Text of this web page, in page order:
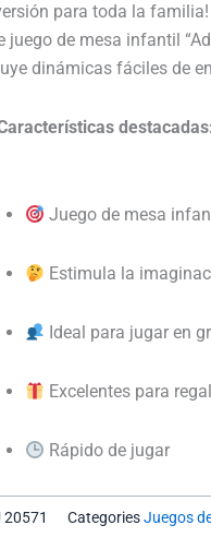
para toda la familia!
juego de mesa infantil
dinámicas fáciles de
Juego de mesa
Estimula la
Ideal para jugar en
Excelentes para
Rápido de jugar
20571 CategoriesJuegos